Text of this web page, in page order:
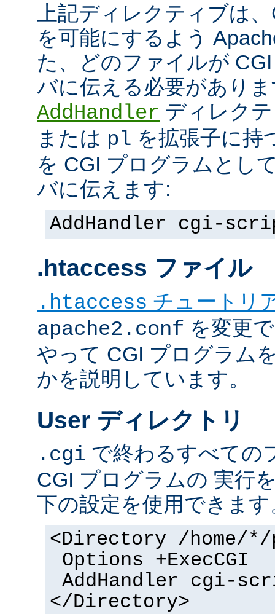
上記ディレクティブは
を可能にするよう
た、どのファイルが
バに伝える必要があり
AddHandler ディレク
または pl を拡張子に持
を CGI プログラムとし
バに伝えます:
AddHandler cgi-
.htaccess ファイル
.htaccess チュートリ
apache2.conf を変更
やって CGI プログラム
かを説明しています。
User ディレクトリ
.cgi で終わるすべての
CGI プログラムの 実行
下の設定を使用できます
<Directory /home/
Options +ExecCGI
AddHandler cgi-
</Directory>